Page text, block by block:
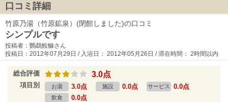
口コミ詳細
竹原乃湯（竹原鉱泉）(閉館しました)の口コミ
シンプルです
投稿者：鸚鵡鮟鱇さん
投稿日：2012年07月29日 / 入浴日： 2012年05月26日 / 滞在時間： 2時間以内
総合評価 3.0点
項目別 お湯 3.0点 施設 0.0点 サービス 0.0点
飲食 0.0点